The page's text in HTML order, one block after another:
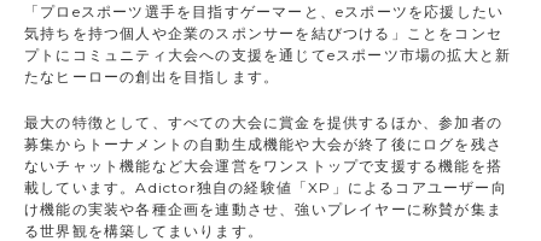
「プロeスポーツ選手を目指すゲーマーと、eスポーツを応援したい
気持ちを持つ個人や企業のスポンサーを結びつける」ことをコンセ
プトにコミュニティ大会への支援を通じてeスポーツ市場の拡大と新
たなヒーローの創出を目指します。
最大の特徴として、すべての大会に賞金を提供するほか、参加者の
募集からトーナメントの自動生成機能や大会が終了後にログを残さ
ないチャット機能など大会運営をワンストップで支援する機能を搭
載しています。Adictor独自の経験値「XP」によるコアユーザー向
け機能の実装や各種企画を連動させ、強いプレイヤーに称賛が集ま
る世界観を構築してまいります。